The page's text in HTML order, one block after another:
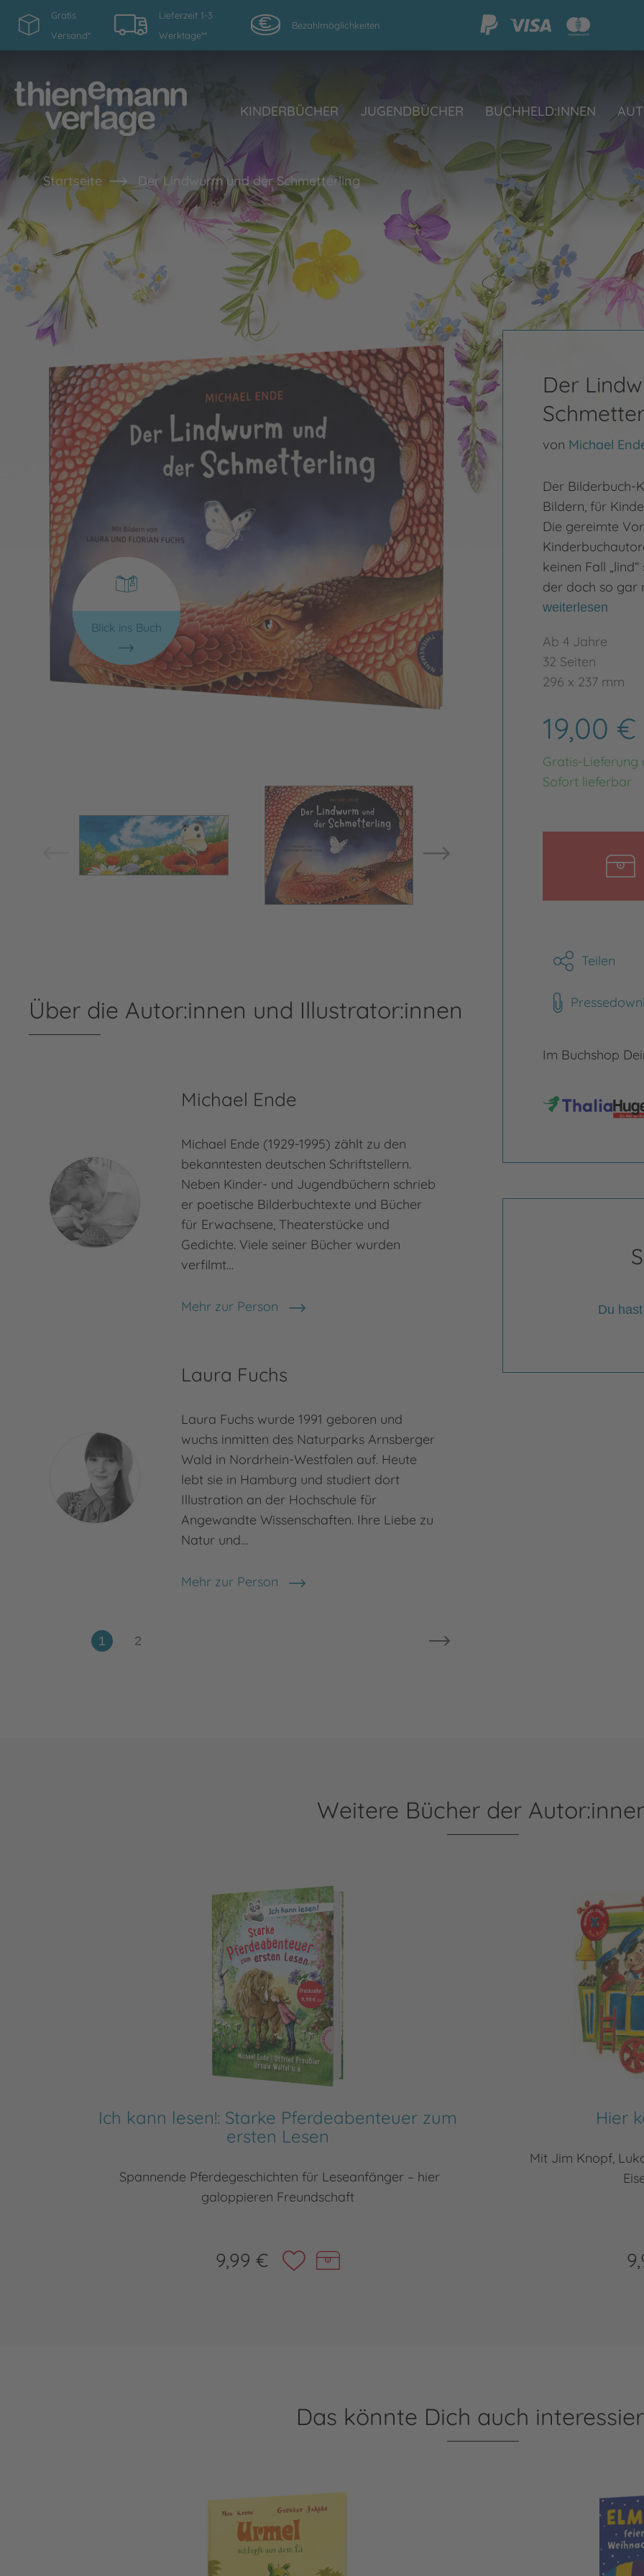
Gratis
Versand*
Lieferzeit 1-3
Werktage**
Bezahlmöglichkeiten
KINDERBÜCHER JUGENDBÜCHER BUCHHELD:INNEN
Startseite Der Lindwurm und der Schmetterling
Blick ins Buch
Bild vergrößern
Der
von Michael
Der Bilderbuch-
Bildern, für
Die gereimte
keinen Fall
der doch so gar
weiterlesen
Ab 4 Jahre
32 Seiten
296 x 237 mm
19,00 €
Gratis-Lieferung
Sofort lieferbar
Teilen
Im Buchshop
Du
Über die Autor:innen und Illustrator:innen
Michael Ende
Michael Ende (1929-1995) zählt zu den
bekanntesten deutschen Schriftstellern.
Neben Kinder- und Jugendbüchern schrieb
er poetische Bilderbuchtexte und Bücher
für Erwachsene, Theaterstücke und
Gedichte. Viele seiner Bücher wurden
verfilmt…
Mehr zur Person
Michael Ende
Laura Fuchs
Laura Fuchs wurde 1991 geboren und
wuchs inmitten des Naturparks Arnsberger
Wald in Nordrhein-Westfalen auf. Heute
lebt sie in Hamburg und studiert dort
Illustration an der Hochschule für
Angewandte Wissenschaften. Ihre Liebe zu
Natur und…
Mehr zur Person
Laura Fuchs
Weitere Bücher der
Ich kann lesen!: Starke Pferdeabenteuer zum
ersten Lesen
Spannende Pferdegeschichten für Leseanfänger – hier
galoppieren Freundschaft
9,99 €
Hier
Mit Jim Knopf,
Das könnte Dich auch